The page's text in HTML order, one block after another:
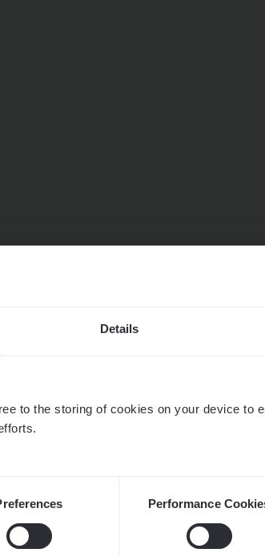
Details
to the storing of cookies on your device to
Performance